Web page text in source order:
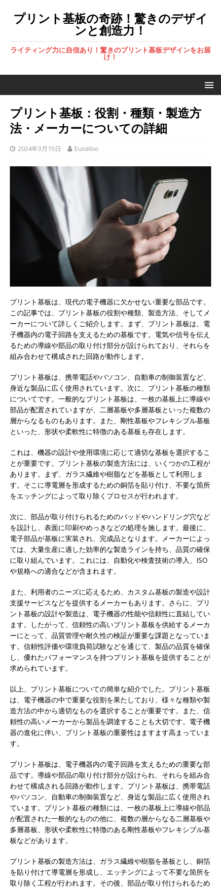
プリント基板の奇跡！驚きのデザイ
ンと創造力！
ライティング力に自信あり！驚きのプリント基板デザインをお届
け！
プリント基板：役割・種類・製造方
法・メーカーについての詳細
2024年3月15日 Eusebio
プリント基板は、現代の電子機器に欠かせない重要な部品です。
この記事では、プリント基板の役割や種類、製造方法、そしてメ
ーカーについて詳しくご紹介します。まず、プリント基板は、電
子機器内の電子回路を支えるための基板です。電気や信号を伝え
るための導線や部品の取り付け部分が設けられており、それらを
組み合わせて構成された回路が動作します。
プリント基板は、携帯電話やパソコン、自動車の制御装置など、
身近な製品に広く使用されています。次に、プリント基板の種類
についてです。一般的なプリント基板は、一枚の基板上に導線や
部品が配置されていますが、二層基板や多層基板といった複数の
層からなるものもあります。また、剛性基板やフレキシブル基板
といった、形状や柔軟性に特徴のある基板も存在します。
これは、機器の設計や使用環境に応じて適切な基板を選択するこ
とが重要です。プリント基板の製造方法には、いくつかの工程が
あります。まず、ガラス繊維や樹脂などを基板として利用しま
す。そこに導電層を形成するための銅箔を貼り付け、不要な箇所
をエッチングによって取り除くプロセスが行われます。
次に、部品が取り付けられるためのパッドやハンドリング穴など
を設計し、表面に印刷やめっきなどの処理を施します。最後に、
電子部品が基板に実装され、完成品となります。メーカーによっ
ては、大量生産に適した効率的な製造ラインを持ち、品質の確保
に取り組んでいます。これには、自動化や検査技術の導入、ISO
や規格への適合などが含まれます。
また、利用者のニーズに応えるため、カスタム基板の製造や設計
支援サービスなどを提供するメーカーもあります。さらに、プリ
ント基板の設計や製造は、電子機器の性能や信頼性に直結してい
ます。したがって、信頼性の高いプリント基板を供給するメーカ
ーにとって、品質管理や耐久性の検証が重要な課題となっていま
す。信頼性評価や環境負荷試験などを通じて、製品の品質を確保
し、優れたパフォーマンスを持つプリント基板を提供することが
求められています。
以上、プリント基板についての簡単な紹介でした。プリント基板
は、電子機器の中で重要な役割を果たしており、様々な種類や製
造方法の中から適切なものを選択することが重要です。また、信
頼性の高いメーカーから製品を調達することも大切です。電子機
器の進化に伴い、プリント基板の重要性はますます高まっていま
す。
プリント基板は、電子機器内の電子回路を支えるための重要な部
品です。導線や部品の取り付け部分が設けられ、それらを組み合
わせて構成される回路が動作します。プリント基板は、携帯電話
やパソコン、自動車の制御装置など、身近な製品に広く使用され
ています。プリント基板の種類には、一枚の基板上に導線や部品
が配置された一般的なものの他に、複数の層からなる二層基板や
多層基板、形状や柔軟性に特徴のある剛性基板やフレキシブル基
板などがあります。
プリント基板の製造方法は、ガラス繊維や樹脂を基板とし、銅箔
を貼り付けて導電層を形成し、エッチングによって不要な箇所を
取り除く工程が行われます。その後、部品が取り付けられるため